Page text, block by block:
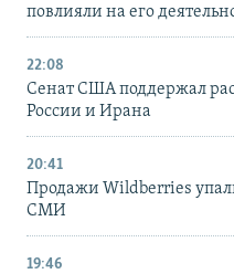
повлияли на его
22:08
Сенат США поддержал
России и Ирана
20:41
Продажи Wildberries
СМИ
19:46